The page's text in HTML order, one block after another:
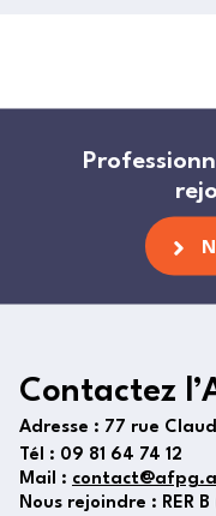
Contactez
Adresse : 77 rue
Tél : 09 81 64 74 12
Mail :
Nous rejoindre : RER